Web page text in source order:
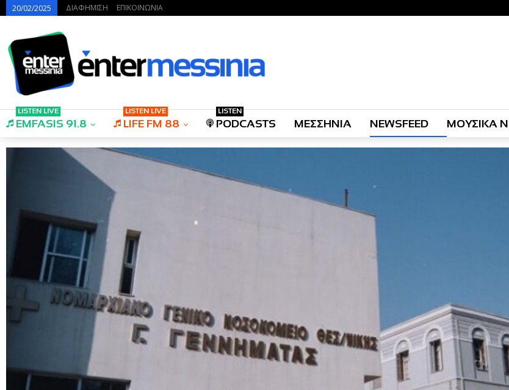
20/02/2025 ΔΙΑΦΗΜΙΣΗ ΕΠΙΚΟΙΝΩΝΙΑ
EMFASIS 91.8
LISTEN LIVE
LIFE FM 88
LISTEN LIVE
PODCASTS
LISTEN
ΜΕΣΣΗΝΙΑ NEWSFEED ΜΟΥΣΙΚΑ